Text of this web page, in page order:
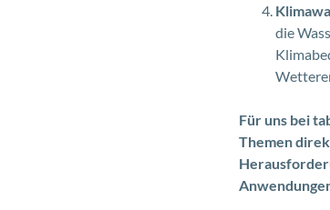
die
Für uns bei
Themen